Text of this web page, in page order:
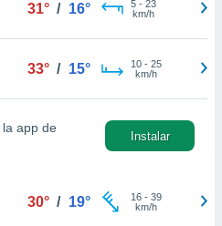
31° / 16° 5- 23
km/h
33° / 15° 10- 25
km/h
la app de
Instalar
30° / 19° 16- 39
km/h